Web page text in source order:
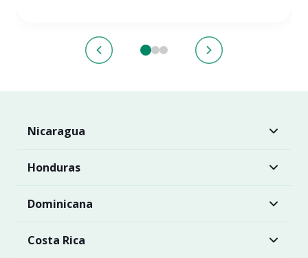
Nicaragua
Honduras
Dominicana
Costa Rica